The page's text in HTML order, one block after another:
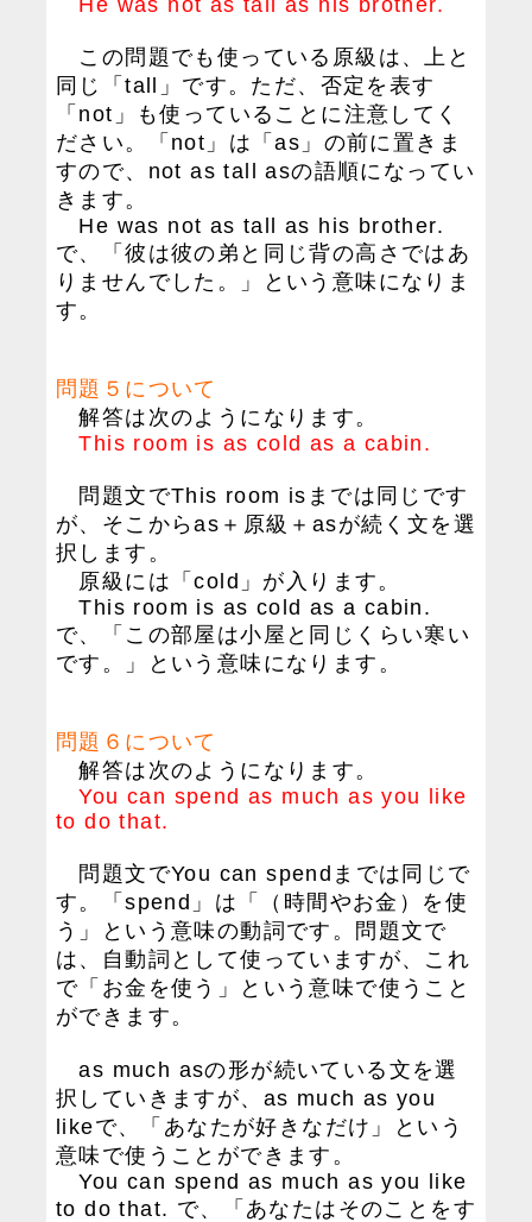
この問題でも使っている原級は、上と
同じ「tall」です。ただ、否定を表す
「not」も使っていることに注意してく
ださい。「not」は「as」の前に置きま
すので、not as tall asの語順になってい
きます。
He was not as tall as his brother.
で、「彼は彼の弟と同じ背の高さではあ
りませんでした。」という意味になりま
す。
問題５について
解答は次のようになります。
This room is as cold as a cabin.
問題文でThis room isまでは同じです
が、そこからas＋原級＋asが続く文を選
択します。
原級には「cold」が入ります。
This room is as cold as a cabin.
で、「この部屋は小屋と同じくらい寒い
です。」という意味になります。
問題６について
解答は次のようになります。
You can spend as much as you like
to do that.
問題文でYou can spendまでは同じで
す。「spend」は「（時間やお金）を使
う」という意味の動詞です。問題文で
は、自動詞として使っていますが、これ
で「お金を使う」という意味で使うこと
ができます。
as much asの形が続いている文を選
択していきますが、as much as you
likeで、「あなたが好きなだけ」という
意味で使うことができます。
You can spend as much as you like
to do that. で、「あなたはそのことをす